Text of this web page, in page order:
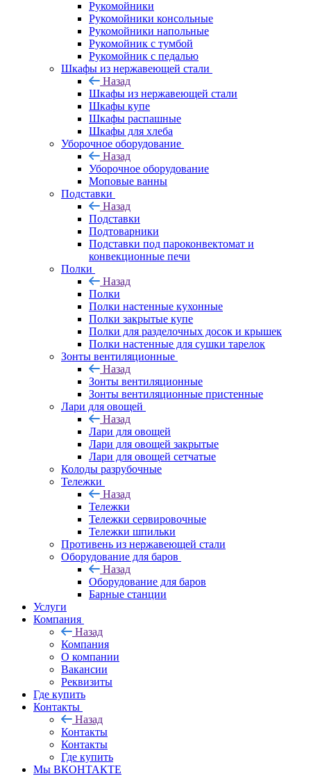
Рукомойники
Рукомойники консольные
Рукомойники напольные
Рукомойник с тумбой
Рукомойник с педалью
Шкафы из нержавеющей стали
Назад
Шкафы из нержавеющей стали
Шкафы купе
Шкафы распашные
Шкафы для хлеба
Уборочное оборудование
Назад
Уборочное оборудование
Моповые ванны
Подставки
Назад
Подставки
Подтоварники
Подставки под пароконвектомат и
конвекционные печи
Полки
Назад
Полки
Полки настенные кухонные
Полки закрытые купе
Полки для разделочных досок и крышек
Полки настенные для сушки тарелок
Зонты вентиляционные
Назад
Зонты вентиляционные
Зонты вентиляционные пристенные
Лари для овощей
Назад
Лари для овощей
Лари для овощей закрытые
Лари для овощей сетчатые
Колоды разрубочные
Тележки
Назад
Тележки
Тележки сервировочные
Тележки шпильки
Противень из нержавеющей стали
Оборудование для баров
Назад
Оборудование для баров
Барные станции
Услуги
Компания
Назад
Компания
О компании
Вакансии
Реквизиты
Где купить
Контакты
Назад
Контакты
Контакты
Где купить
Мы ВКОНТАКТЕ